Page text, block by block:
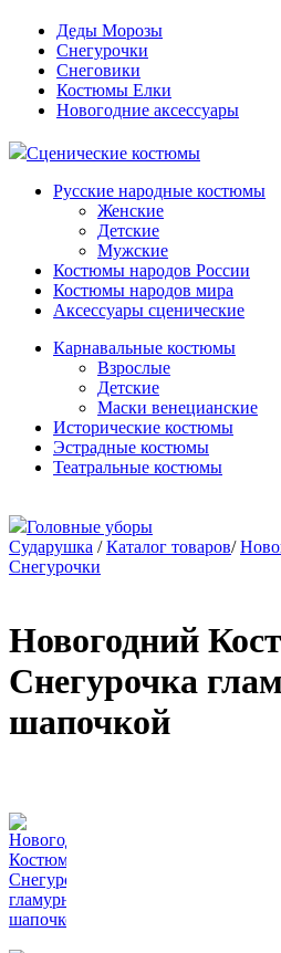
Деды Морозы
Снегурочки
Снеговики
Костюмы Елки
Новогодние аксессуары
Сценические костюмы
Русские народные костюмы
Женские
Детские
Мужские
Костюмы народов России
Костюмы народов мира
Аксессуары сценические
Карнавальные костюмы
Взрослые
Детские
Маски венецианские
Исторические костюмы
Эстрадные костюмы
Театральные костюмы
Головные уборы
Сударушка / Каталог товаров/
Снегурочки
Новогодний
Снегурочка
шапочкой